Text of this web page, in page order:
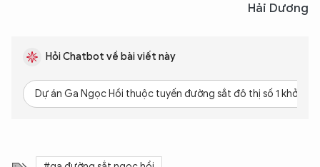
Hải Dương
Hỏi Chatbot về bài viết này
Dự án Ga Ngọc Hồi thuộc tuyến đường sắt đô thị số 1 khởi